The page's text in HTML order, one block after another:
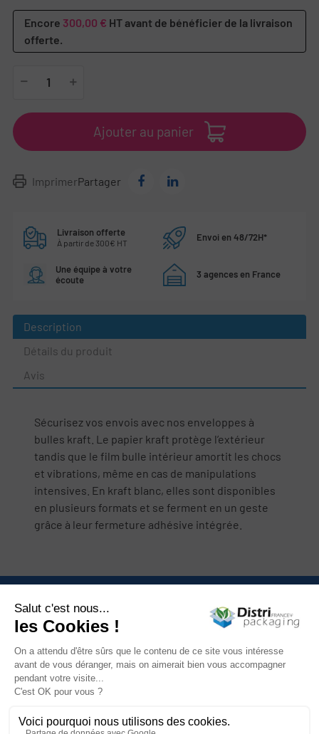
Encore 300,00 € HT avant de bénéficier de la livraison
offerte.
Ajouter au panier
ImprimerPartager
Livraison offerte
À partir de 300€ HT Envoi en 48/72H*
Une équipe à votre
écoute
3 agences en France
Description
Détails du produit
Avis
Sécurisez vos envois avec nos enveloppes à
bulles kraft. Le papier kraft protège l’extérieur
tandis que le film bulle intérieur amortit les chocs
et vibrations, même en cas de manipulations
intensives. En kraft blanc, elles sont disponibles
en plusieurs formats et se ferment en un geste
grâce à leur fermeture adhésive intégrée.
Catégories 
Mon compte
Informations
Newsletter